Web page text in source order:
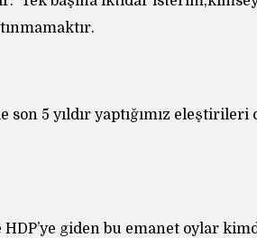
5 yıldır yaptığımız eleştirileri
giden bu emanet oylar